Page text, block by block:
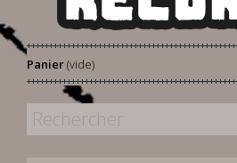
Panier(vide)